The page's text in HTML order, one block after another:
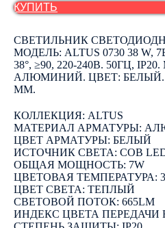
КУПИТЬ
СВЕТИЛЬНИК
МОДЕЛЬ: ALTUS 0730 38 W,
38°, ≥90, 220-240В. 50ГЦ,
АЛЮМИНИЙ. ЦВЕТ: БЕЛЫЙ.
ММ.
КОЛЛЕКЦИЯ: ALTUS
МАТЕРИАЛ АРМАТУРЫ:
ЦВЕТ АРМАТУРЫ: БЕЛЫЙ
ИСТОЧНИК СВЕТА: COB
ОБЩАЯ МОЩНОСТЬ: 7W
ЦВЕТОВАЯ ТЕМПЕРАТУРА:
ЦВЕТ СВЕТА: ТЕПЛЫЙ
СВЕТОВОЙ ПОТОК: 665LM
ИНДЕКС ЦВЕТА ПЕРЕДАЧИ